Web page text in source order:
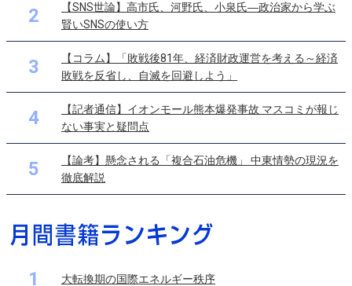
2
【SNS世論】高市氏、河野氏、小泉氏―政治家から学ぶ
賢いSNSの使い方
3
【コラム】「敗戦後81年、経済財政運営を考える～経済
敗戦を反省し、自滅を回避しよう」
4
【記者通信】イオンモール熊本爆発事故 マスコミが報じ
ない事実と疑問点
5
【論考】懸念される「複合石油危機」 中東情勢の現況を
徹底解説
1 大転換期の国際エネルギー秩序